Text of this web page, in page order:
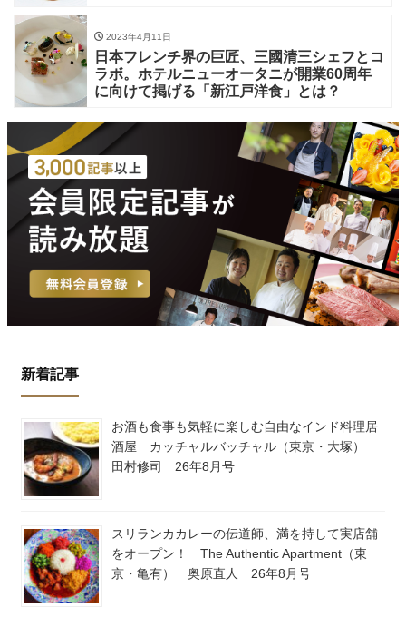
2023年4月11日
日本フレンチ界の巨匠、三國清三シェフとコ
ラボ。ホテルニューオータニが開業60周年
に向けて掲げる「新江戸洋食」とは？
新着記事
お酒も食事も気軽に楽しむ自由なインド料理居
酒屋 カッチャルバッチャル（東京・大塚）
田村修司 26年8月号
スリランカカレーの伝道師、満を持して実店舗
をオープン！ The Authentic Apartment（東
京・亀有） 奥原直人 26年8月号